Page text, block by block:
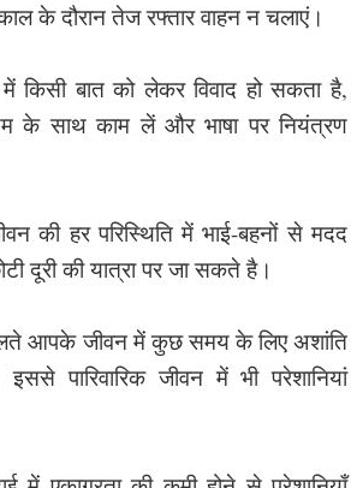
के दौरान तेज रफ्तार वाहन न चलाएं।
में किसी बात को लेकर विवाद हो सकता है,
के साथ काम लें और भाषा पर नियंत्रण
की हर परिस्थिति में भाई-बहनों से मदद
दूरी की यात्रा पर जा सकते है।
आपके जीवन में कुछ समय के लिए अशांति
पारिवारिक जीवन में भी परेशानियां